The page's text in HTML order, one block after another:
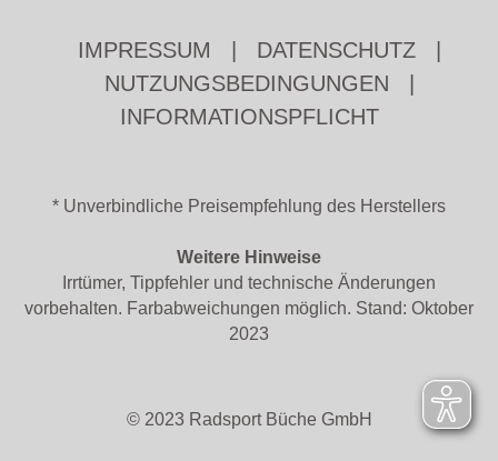
IMPRESSUM DATENSCHUTZ
NUTZUNGSBEDINGUNGEN
INFORMATIONSPFLICHT
* Unverbindliche Preisempfehlung des Herstellers
Weitere Hinweise
Irrtümer, Tippfehler und technische Änderungen
vorbehalten. Farbabweichungen möglich. Stand: Oktober
2023
© 2023 Radsport Büche GmbH